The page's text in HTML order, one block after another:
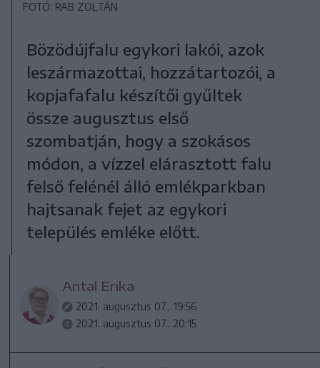
FOTÓ: RAB ZOLTÁN
Bözödújfalu egykori lakói, azok
leszármazottai, hozzátartozói, a
kopjafafalu készítői gyűltek
össze augusztus első
szombatján, hogy a szokásos
módon, a vízzel elárasztott falu
felső felénél álló emlékparkban
hajtsanak fejet az egykori
település emléke előtt.
Antal Erika
2021. augusztus 07., 19:56
2021. augusztus 07., 20:15